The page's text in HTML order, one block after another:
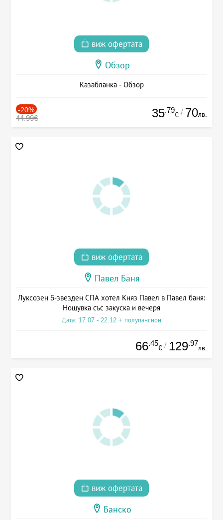
виж офертата
Обзор
Казабланка - Обзор
-20%
44.99€ 35.79
€ / 70лв.
виж офертата
Павел Баня
Луксозен 5-звезден СПА хотел Княз Павел в Павел баня:
Нощувка със закуска и вечеря
Дата: 17.07 - 22.12 + полупансион
66.45
€ / 129.97
лв.
виж офертата
Банско